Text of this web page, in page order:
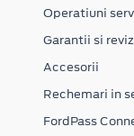
Operatiuni
Garantii si
Accesorii
Rechemari in
FordPass